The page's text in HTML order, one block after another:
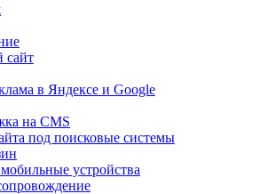
сайт
в Яндексе и Google
на CMS
под поисковые системы
устройства